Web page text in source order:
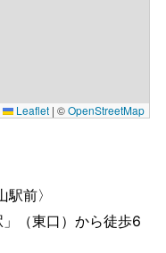
Leaflet | ©OpenStreetMap
前〉
（東口）から徒歩6